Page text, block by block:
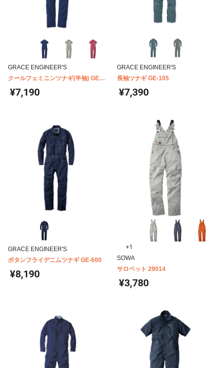
GRACE ENGINEER'S
クールフェミニンツナギ(半袖) GE-
735
¥7,190
GRACE ENGINEER'S
長袖ツナギ GE-105
¥7,390
GRACE ENGINEER'S
ボタンフライデニムツナギ GE-600
¥8,190
+1
SOWA
サロペット 29014
¥3,780